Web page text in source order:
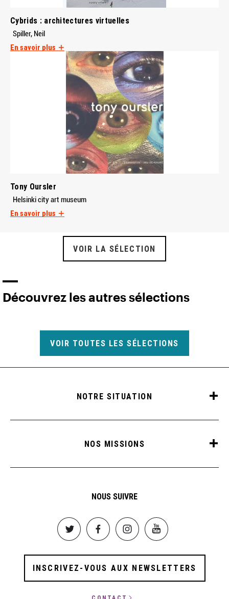
Cybrids : architectures virtuelles
Spiller, Neil
En savoir plus
Tony Oursler
Helsinki city art museum
En savoir plus
VOIR LA SÉLECTION
Découvrez les autres sélections
VOIR TOUTES LES SÉLECTIONS
NOTRE SITUATION
NOS MISSIONS
NOUS SUIVRE
Image Image Image Image
INSCRIVEZ-VOUS AUX NEWSLETTERS